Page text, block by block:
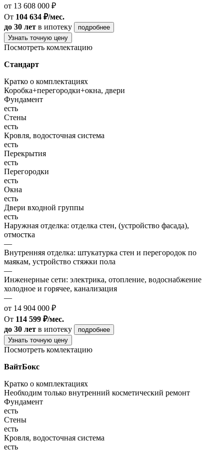
от 13 608 000 ₽
От 104 634 ₽/мес.
до 30 лет в ипотеку
подробнее
Узнать точную цену
Посмотреть комлектацию
Стандарт
Кратко о комплектациях
Коробка+перегородки+окна, двери
Фундамент
есть
Стены
есть
Кровля, водосточная система
есть
Перекрытия
есть
Перегородки
есть
Окна
есть
Двери входной группы
есть
Наружная отделка: отделка стен, (устройство фасада),
отмостка
—
Внутренняя отделка: штукатурка стен и перегородок по
маякам, устройство стяжки пола
—
Инженерные сети: электрика, отопление, водоснабжение
холодное и горячее, канализация
—
от 14 904 000 ₽
От 114 599 ₽/мес.
до 30 лет в ипотеку
подробнее
Узнать точную цену
Посмотреть комлектацию
ВайтБокс
Кратко о комплектациях
Необходим только внутренний косметический ремонт
Фундамент
есть
Стены
есть
Кровля, водосточная система
есть